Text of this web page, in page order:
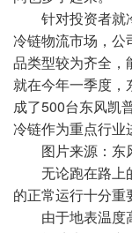
针对投资者就
冷链物流市场，公
品类型较为齐全，
就在今年一季度
成了500台东风凯
冷链作为重点行业
图片来源：东
无论跑在路上
的正常运行十分重
由于地表温度